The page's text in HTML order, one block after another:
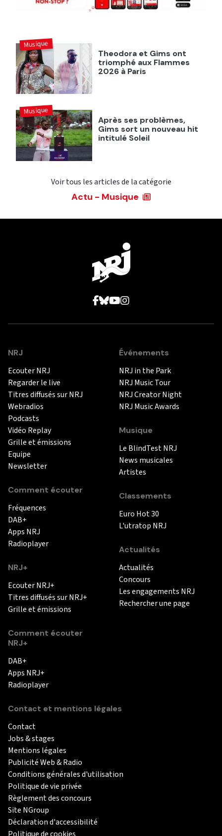
Theodora et Gims ont
triomphé aux Flammes
2026 à Paris
Musique
Après ses problèmes,
Gims sort un nouveau hit
intitulé Soleil
Musique
Voir tous les articles de la catégorie
Actu - Musique
NRJ
Ecouter NRJ
Regarder le live
Titres diffusés sur NRJ
Webradios
Podcasts
Vidéo Replay
Grille et émissions
Equipe
Newsletter
Comment écouter
Fréquences
DAB+
Apps NRJ
Radioplayer
NRJ+
Ecouter NRJ+
Titres diffusés sur NRJ+
Grille et émissions
Comment écouter
NRJ+
DAB+
Apps NRJ+
Radioplayer
Événements
NRJ in the Park
NRJ Music Tour
NRJ Creator Night
NRJ Music Awards
Musique
Le BlindTest NRJ
News musicales
Artistes
Classements
Euro Hot 30
L'utratop NRJ
Actualités
Actualités
Concours
Les engagements NRJ
Rechercher une page
Contact et mentions légales
Contact
Jobs & stages
Mentions légales
Publicité Web & Radio
Conditions générales d'utilisation
Politique de vie privée
Règlement des concours
Site NGroup
Déclaration d'accessibilité